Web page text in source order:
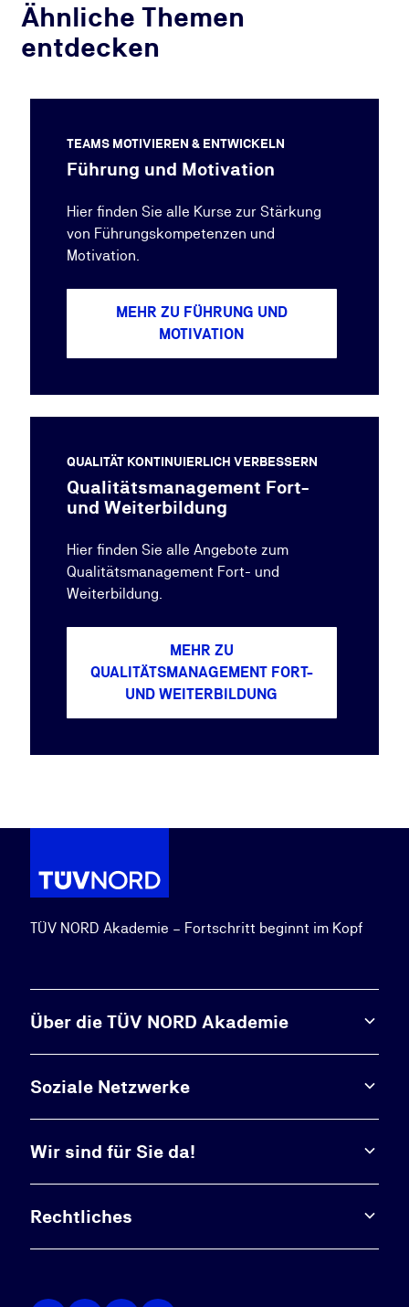
Ähnliche Themen
entdecken
TEAMS MOTIVIEREN & ENTWICKELN
Führung und Motivation
Hier finden Sie alle Kurse zur Stärkung
von Führungskompetenzen und
Motivation.
MEHR ZU FÜHRUNG UND
MOTIVATION
QUALITÄT KONTINUIERLICH VERBESSERN
Qualitätsmanagement Fort-
und Weiterbildung
Hier finden Sie alle Angebote zum
Qualitätsmanagement Fort- und
Weiterbildung.
MEHR ZU
QUALITÄTSMANAGEMENT FORT-
UND WEITERBILDUNG
TÜV NORD Akademie – Fortschritt beginnt im Kopf
Über die TÜV NORD Akademie
Soziale Netzwerke
Wir sind für Sie da!
Rechtliches